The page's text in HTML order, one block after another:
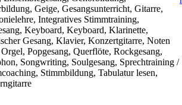
Geige, Gesangsunterricht, Gitarre,
Integratives Stimmtraining,
Keyboard, Keyboard, Klarinette,
Gesang, Klavier, Konzertgitarre, Noten
Popgesang, Querflöte, Rockgesang,
Songwriting, Soulgesang, Sprechtraining /
Stimmbildung, Tabulatur lesen,